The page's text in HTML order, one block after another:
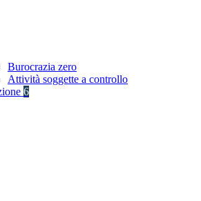
Burocrazia zero
Attività soggette a controllo
6